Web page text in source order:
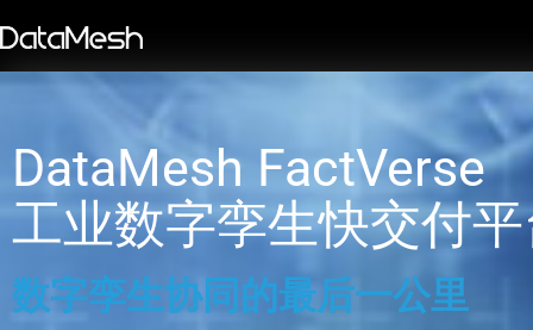
DataMesh FactVerse
工业数字孪生快交付
数字孪生协同的最后一公里